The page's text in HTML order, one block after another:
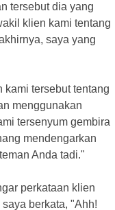
tersebut dia yang
klien kami tentang
saya yang
tersebut tentang
menggunakan
tersenyum gembira
mendengarkan
Anda tadi."
perkataan klien
berkata, "Ahh!